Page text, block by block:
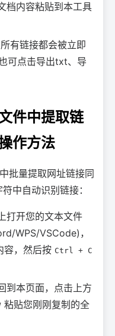
档内容粘贴到本工具
所有链接都会被立即
可点击导出txt、导
件中提取链
作方法
批量提取网址链接同
中自动识别链接：
打开您的文本文件
WPS/VSCode)，
容，然后按 Ctrl + C
到本页面，点击上方
粘贴您刚刚复制的全